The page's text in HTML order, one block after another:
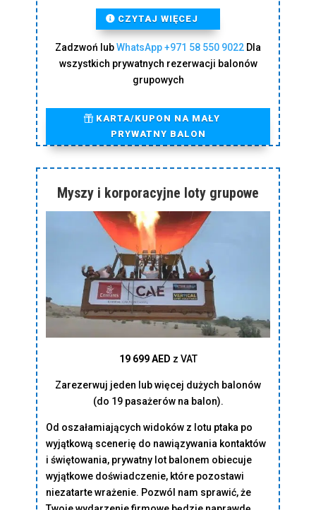
CZYTAJ WIĘCEJ
Zadzwoń lubWhatsApp+971 58 550 9022 Dla
wszystkich prywatnych rezerwacji balonów
grupowych
KARTA/KUPON NA MAŁY
PRYWATNY BALON
Myszy i korporacyjne loty grupowe
19 699 AED z VAT
Zarezerwuj jeden lub więcej dużych balonów
(do 19 pasażerów na balon).
Od oszałamiających widoków z lotu ptaka po
wyjątkową scenerię do nawiązywania kontaktów
i świętowania, prywatny lot balonem obiecuje
wyjątkowe doświadczenie, które pozostawi
niezatarte wrażenie. Pozwól nam sprawić, że